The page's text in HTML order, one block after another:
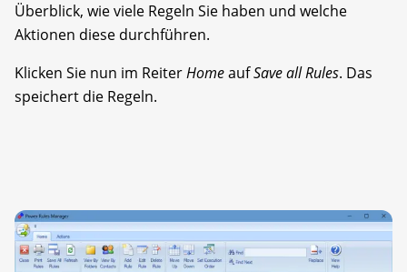
Überblick, wie viele Regeln Sie haben und welche
Aktionen diese durchführen.
Klicken Sie nun im ReiterHomeaufSave all Rules. Das
speichert die Regeln.